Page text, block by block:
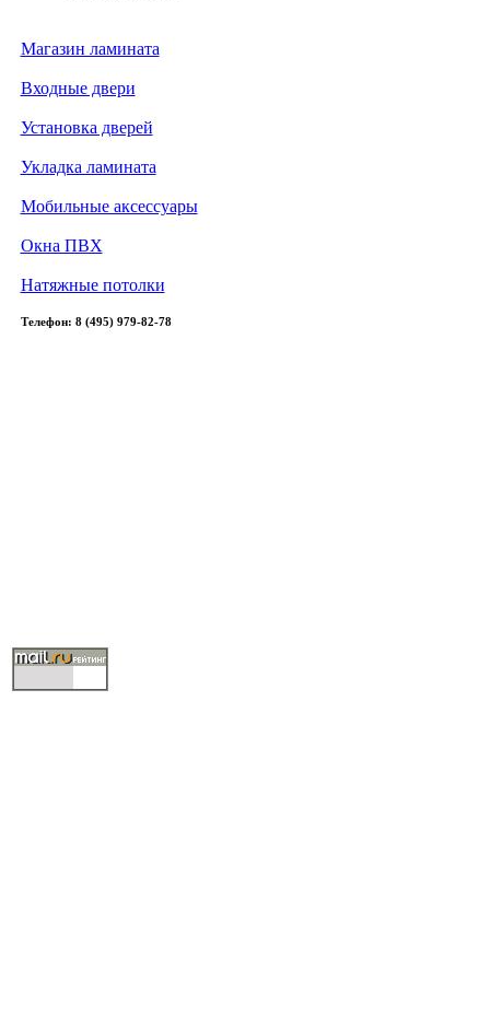
Магазин ламината
Входные двери
Установка дверей
Укладка ламината
Мобильные аксессуары
Окна ПВХ
Натяжные потолки
Телефон: 8 (495) 979-82-78